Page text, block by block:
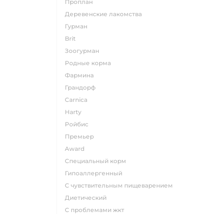
проплан
деревенские лакомства
гурман
brit
зоогурман
родные корма
фармина
грандорф
carnica
harty
ройбис
премьер
award
специальный корм
гипоаллергенный
с чувствительным пищеварением
диетический
с проблемами жкт